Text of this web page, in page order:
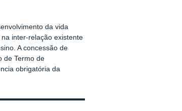
da vida
inter-relação existente
A concessão de
de Termo de
obrigatória da